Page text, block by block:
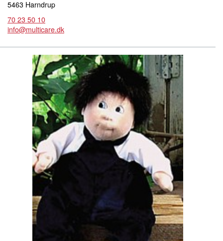
5463 Harndrup
70 23 50 10
info@multicare.dk